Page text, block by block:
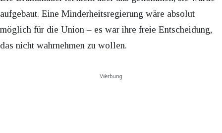
aufgebaut. Eine Minderheitsregierung wäre absolut
möglich für die Union – es war ihre freie Entscheidung,
das nicht wahrnehmen zu wollen.
Werbung